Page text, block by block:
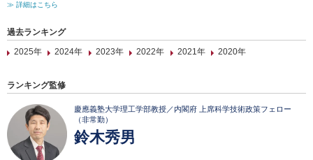
≫ 詳細はこちら
過去ランキング
2025年
2024年 2023年 2022年 2021年 2020年
ランキング監修
慶應義塾大学理工学部教授／内閣府 上席科学技術政策フェロー
（非常勤）
鈴木秀男